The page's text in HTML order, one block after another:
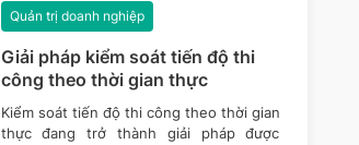
Giải pháp kiểm soát tiến độ thi
công theo thời gian thực
Quản trị doanh nghiệp
Kiểm soát tiến độ thi công theo thời gian
thực đang trở thành giải pháp được